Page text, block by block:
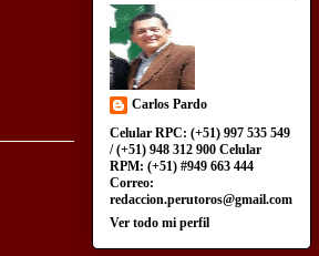
Carlos Pardo
Celular RPC: (+51) 997 535 549
/ (+51) 948 312 900 Celular
RPM: (+51) #949 663 444
Correo:
redaccion.perutoros@gmail.com
Ver todo mi perfil